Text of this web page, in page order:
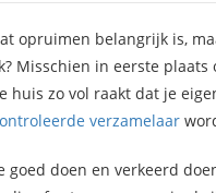
opruimen belangrijk is,
Misschien in eerste plaats
huis zo vol raakt dat je
verzamelaar
goed doen en verkeerd